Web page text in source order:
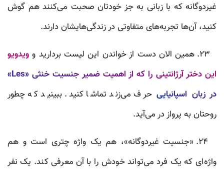
غیردوگانه که با زبانی به جز خودتان صحبت می‌کنند هم گوش
کنید، آن‌ها تجربه‌های متفاوتی در زندگی‌هایشان دارند.
ویدویو
این دختر آرژانتینی را که از اهمیت ضمیر جنسیت خنثی «Les»
در زبان اسپانیاییحرف می‌زند تماشا کنید. ببینید که چطور
روحتان به پرواز در می‌آید.
۲۴. «جنسیت غیردوگانه»، هم یک واژه‌ چتری است و هم
واژه‌ای که یک فرد می‌تواند خودش را با آن معرفی کند. یک نفر